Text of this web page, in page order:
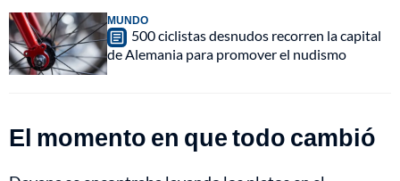
MUNDO
500 ciclistas desnudos recorren la capital
de Alemania para promover el nudismo
El momento en que todo cambió